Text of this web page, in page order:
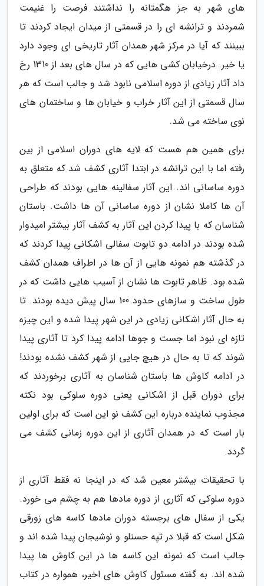
های شهر به جز هگمتانه را نداشتند فرصت را غنیمت
شمردند و ترانشه ای را در قسمتی از میدان ایجاد کردند تا
ببینند که آیا در مرکز شهر همدان آثار تاریخی ای وجود دارد
یا خیر. درخیابان کشی هایی که در سال های بعد از 1310 رخ
داد آثار زیادی از دوره اسلامی نابود شد و جالب است که هر
سال قسمتی از این آثار خراب و خیابان ها و ساختمان های
نوی ساخته می شد.
برای همین هم هست که لایه های دوران اسلامی از بین
رفته اما با این ترانشه در ابتدا آثاری کشف شد که متعلق به
دوره ساسانی اند. این آثار سفالینه هایی بودند که طراحی
آن ها کاملا نشان از دوره ساسانی آن ها داشت. باستان
شناسان که با پیدا کردن این آثار به کشف آثار بیشتر امیدوار
شده بودند در ادامه دو تابوت سفالی اشکانی پیدا کردند که
در گذشته هم نمونه هایی از آن ها در اطراف همدان کشف
شده بود. ظاهر تابوت ها نشان از آسیب هایی داشت که در
طول ساخت و سازهای حدود 100 سال پیش دیده بودند. تا
به حال آثار اشکانی زیادی در این شهر پیدا شده و این چیزه
تازه ای نبود اما جست و جوها ادامه پیدا کرد تا آثاری پیدا
شوند که تا به حال در هیچ جایی از شهر کشف نشده بودند!
در ادامه کاوش ها باستان شناسان به آثاری برخوردند که
برای دوران قبل از اشکانی یعنی دوره سلوکی بود نکته
مجذوب نماینده درباره این کشف نو این است که برای اولین
بار است که در همدان آثاری از این دوره زمانی کشف می
گردد.
با تحقیقات بیشتر معین شد که در اینجا نه فقط آثاری از
دوره سلوکی که آثاری از دوره مادها هم به چشم می خورد.
یکی از سفال های برجسته دوران مادها کاسه های زورقی
شکل است که قبلا در تپه حسنلو و نوشیجان پیدا شده اند و
جالب است که نمونه این کاسه ها در این کاوش ها پیدا
شده اند. به گفته مسئول کاوش های اخیر، همواره در کتاب